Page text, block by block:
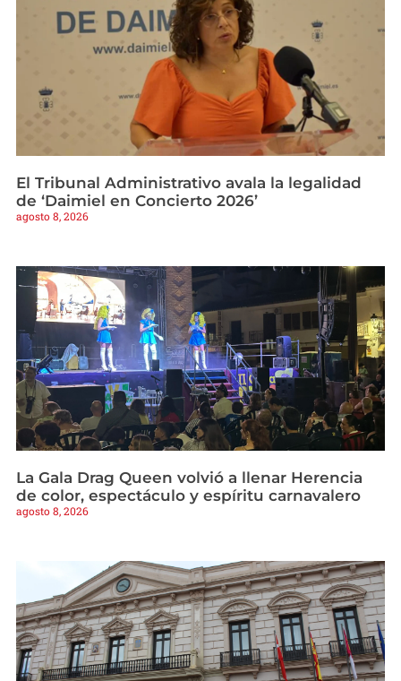
El Tribunal Administrativo avala la legalidad
de ‘Daimiel en Concierto 2026’
agosto 8, 2026
La Gala Drag Queen volvió a llenar Herencia
de color, espectáculo y espíritu carnavalero
agosto 8, 2026